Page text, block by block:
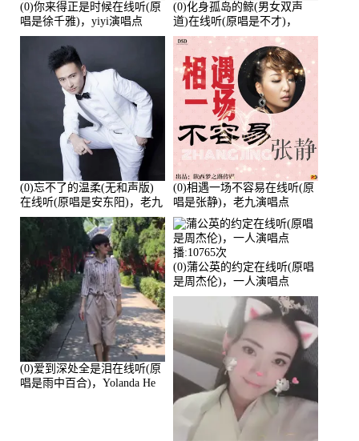
(0)你来得正是时候在线听(原
唱是徐千雅)，yiyi演唱点
播:21991次
(0)化身孤岛的鲸(男女双声
道)在线听(原唱是不才)，
HGBai演唱点播:19428次
(0)忘不了的温柔(无和声版)
在线听(原唱是安东阳)，老九
演唱点播:17392次
(0)相遇一场不容易在线听(原
唱是张静)，老九演唱点
播:11453次
(0)爱到深处全是泪在线听(原
唱是雨中百合)，Yolanda He
(0)蒲公英的约定在线听(原唱
是周杰伦)，一人演唱点
播:10765次